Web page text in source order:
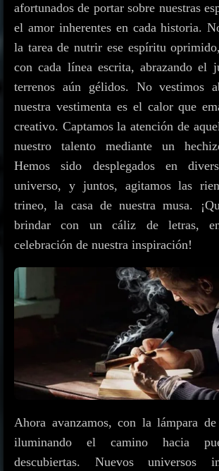
afortunados de portar sobre nuestras
el amor inherentes en cada historia.
la tarea de nutrir ese espíritu
con cada línea escrita, abrazando el
terrenos aún gélidos. No vestimos
nuestra vestimenta es el calor que
creativo. Captamos la atención de
nuestro talento mediante un
Hemos sido desplegados en
universo, y juntos, agitamos las
trineo, la casa de nuestra musa.
brindar con un cáliz de letras,
celebración de nuestra inspiración!
Ahora avanzamos, con la lámpara de
iluminando el camino hacia
descubiertas. Nuevos universos